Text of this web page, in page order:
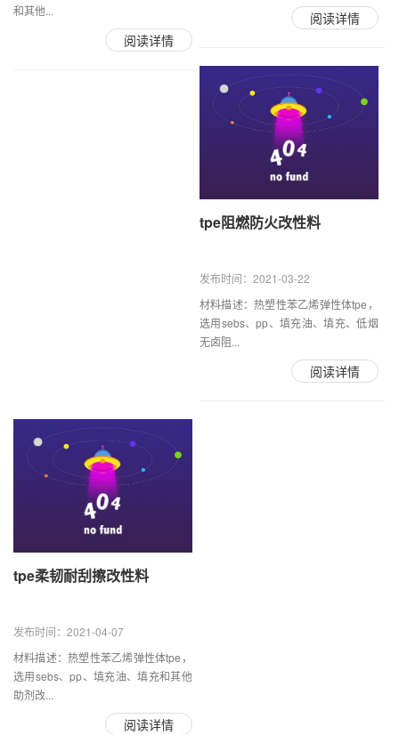
和其他...
阅读详情
阅读详情
tpe阻燃防火改性料
发布时间：2021-03-22
材料描述：热塑性苯乙烯弹性体tpe，
选用sebs、pp、填充油、填充、低烟
无卤阻...
阅读详情
tpe柔韧耐刮擦改性料
发布时间：2021-04-07
材料描述：热塑性苯乙烯弹性体tpe，
选用sebs、pp、填充油、填充和其他
助剂改...
阅读详情